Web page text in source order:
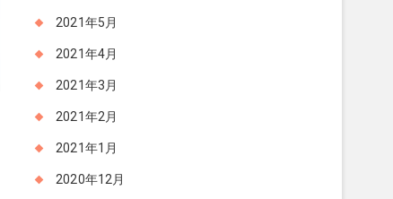
2021年5月
2021年4月
2021年3月
2021年2月
2021年1月
2020年12月